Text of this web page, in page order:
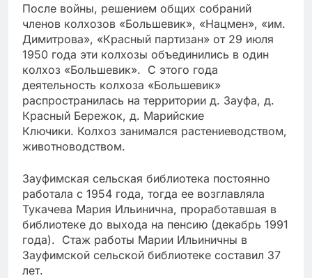
После войны, решением общих собраний
членов колхозов «Большевик», «Нацмен», «им.
Димитрова», «Красный партизан» от 29 июля
1950 года эти колхозы объединились в один
колхоз «Большевик». С этого года
деятельность колхоза «Большевик»
распространилась на территории д. Зауфа, д.
Красный Бережок, д. Марийские
Ключики. Колхоз занимался растениеводством,
животноводством.
Зауфимская сельская библиотека постоянно
работала с 1954 года, тогда ее возглавляла
Тукачева Мария Ильинична, проработавшая в
библиотеке до выхода на пенсию (декабрь 1991
года). Стаж работы Марии Ильиничны в
Зауфимской сельской библиотеке составил 37
лет.